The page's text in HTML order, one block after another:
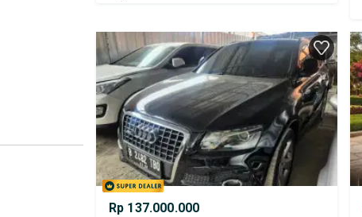
Rp 137.000.000